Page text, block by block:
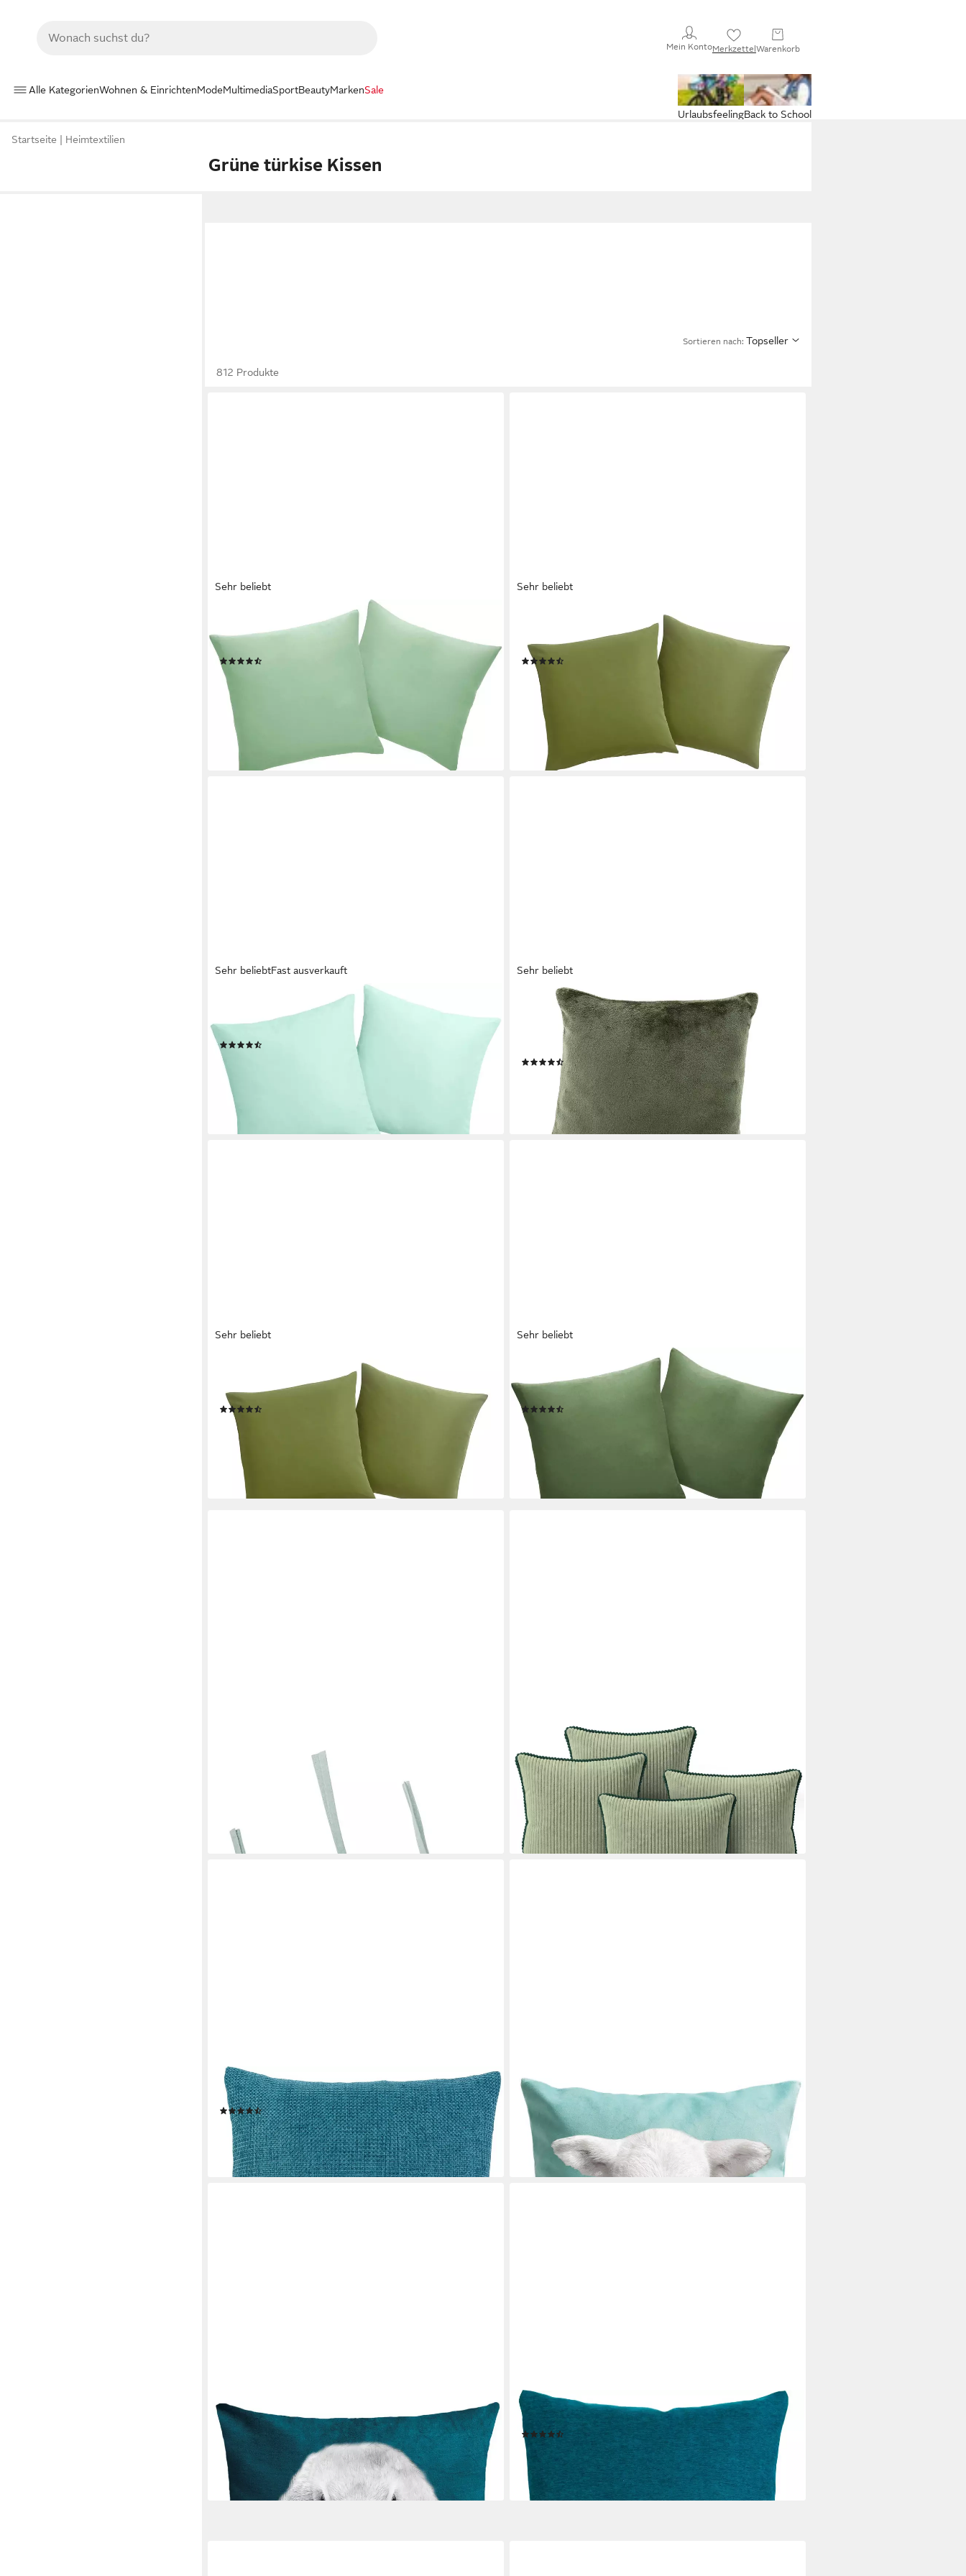
Mein KontoMerkzettelWarenkorb
Alle KategorienWohnen & EinrichtenModeMultimediaSportBeautyMarkenSale
Back to School
Urlaubsfeeling
Startseite Heimtextilien
Grüne türkise Kissen
Sortieren nach: Topseller
812 Produkte
Sehr beliebt
Dekokissen Parry Microfaser, 2-er Set, unifarben,
Kissenhüllen ohne Füllung, mit Reißverschluss
ab 8,99 €
-25%
lieferbar - in 1-2 Werktagen bei dir
Sehr beliebt
Dekokissen Raja, einfarbig, Kissenhüllen ohne Füllung, 40 x
40 cm, 2er-Set, Mikrofaser
11,99 €
lieferbar - in 1-2 Werktagen bei dir
Sehr beliebtFast ausverkauft
Dekokissen Parry Microfaser, 2-er Set, unifarben,
Kissenhüllen ohne Füllung, mit Reißverschluss
11,49 €
lieferbar - in 1-2 Werktagen bei dir
Sehr beliebt
HEIMTEXLAND
Dekokissen Flanell Soft Kuschelkissen Plüsch Kissenbezug,
super weich und flauschig, Allergiker geeignet,
atmungsaktiv
(74)
ab 6,99 €
lieferbar - in 2-3 Werktagen bei dir
+16
Sehr beliebt
Dekokissen Raja, einfarbig, Kissenhüllen ohne Füllung, 40 x
40 cm, 2er-Set, Mikrofaser
11,99 €
lieferbar - in 1-2 Werktagen bei dir
Sehr beliebt
Dekokissen Lagan, 2-er Set, einfarbig, Kissenhüllen ohne
Füllung, 40 x 40 cm
11,99 €
lieferbar - in 1-2 Werktagen bei dir
Baumwoll-Bezug Bänder zum Fixieren
lieferbar - in 3-4 Werktagen bei dir
Dekokissen Sofakissen 4er Set mit Füllung 2x 40x40 cm +
2x 35x45 cm, Hotelverschluss Sofakissen Zierkissen
39,99 € 55,99 €
-29%
lieferbar - in 3-4 Werktagen bei dir
+8
GÖZZE
Dekokissen Dallas, in vielen Farben
(409)
ab 19,99 €
lieferbar in 2 Wochen
+18
ARTPILO
Dekokissen Lamm, Türkis, Mit Füllkissen, 40x40cm
49,00 €
lieferbar - in 2-3 Werktagen bei dir
ARTPILO
Dekokissen Kaninchen, Türkis, Mit Füllkissen, 40x40cm
42,00 €
lieferbar - in 2-3 Werktagen bei dir
Dekokissen Muri, in vielen Unifarben
(52)
ab 29,99 €
lieferbar - in 6-8 Werktagen bei dir